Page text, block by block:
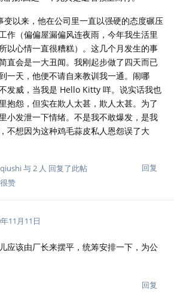
以来，他在公司里一直以强硬的态度碾压
作（偏偏屋漏偏风连夜雨，今年我生活里
以心情一直很糟糕）。这几个月发生的事
直会是一大丑闻。我刚起步做了四天而已
一天，他便不请自来教训我一通。闹哪
发威，当我是 Hello Kitty 咩。说实话我也
抱怨，但实在欺人太甚，欺人太甚。为了
小发泄一下情绪。不是我不敢爆发，是我
不想因为这种鸡毛蒜皮私人恩怨误了大
回复
qiushi与2 人 回复了此帖
赞
11月11日
应该由厂长来摆平，统筹安排一下，为公
回复